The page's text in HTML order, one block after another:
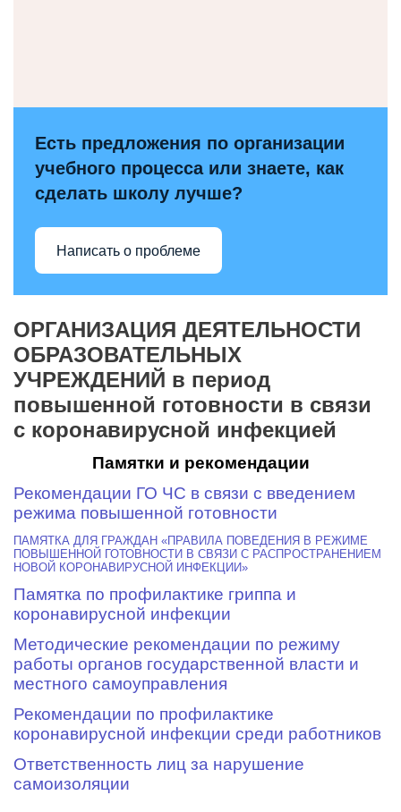
Есть предложения по организации
учебного процесса или знаете, как
сделать школу лучше?
Написать о проблеме
ОРГАНИЗАЦИЯ ДЕЯТЕЛЬНОСТИ
ОБРАЗОВАТЕЛЬНЫХ
УЧРЕЖДЕНИЙ в период
повышенной готовности в связи
с коронавирусной инфекцией
Памятки и рекомендации
Рекомендации ГО ЧС в связи с введением
режима повышенной готовности
ПАМЯТКА ДЛЯ ГРАЖДАН «ПРАВИЛА ПОВЕДЕНИЯ В РЕЖИМЕ
ПОВЫШЕННОЙ ГОТОВНОСТИ В СВЯЗИ С РАСПРОСТРАНЕНИЕМ
НОВОЙ КОРОНАВИРУСНОЙ ИНФЕКЦИИ»
Памятка по профилактике гриппа и
коронавирусной инфекции
Методические рекомендации по режиму
работы органов государственной власти и
местного самоуправления
Рекомендации по профилактике
коронавирусной инфекции среди работников
Ответственность лиц за нарушение
самоизоляции